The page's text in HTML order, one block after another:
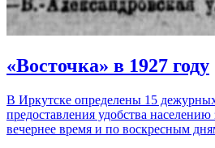
«Восточка» в 1927 году
В Иркутске определены 15
предоставления удобства
вечернее время и по воскресным